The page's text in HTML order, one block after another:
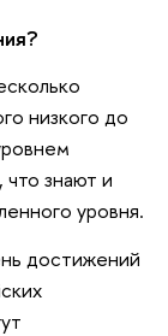
низкого до
знают и
уровня.
достижений